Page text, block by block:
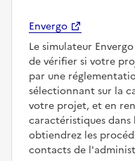
Envergo
Le simulateur
de vérifier si votre
par une
sélectionnant sur la
votre projet, et en
caractéristiques
obtiendrez les
contacts de